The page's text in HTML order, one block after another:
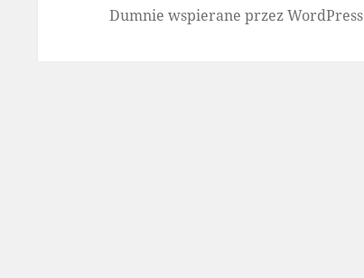
Dumnie wspierane przez WordPress